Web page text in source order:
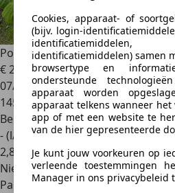
Porsche 911911 3.4 Carrera
€ 29.000
07/1999
145.000 km
Benzine
- (l/100 km)
2,8
Nieuw
Particulier
Cookies, apparaat- of
(bijv. login-
identificatiemiddelen,
identificatiemiddelen) samen
browsertype en
ondersteunde
apparaat worden
apparaat telkens wanneer
app of met een website te
van de hier gepresenteerde
Je kunt jouw voorkeuren op
verleende toestemmingen
Manager in ons privacybeleid